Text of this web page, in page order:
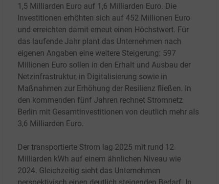
1,5 Milliarden Euro auf 1,6 Milliarden Euro. Die
Investitionen erhöhten sich auf 452 Millionen Euro
und erreichten damit erneut einen Höchstwert. Für
das laufende Jahr plant das Unternehmen nach
eigenen Angaben eine weitere Steigerung: 597
Millionen Euro sollen in den Erhalt und Ausbau der
Netzinfrastruktur, in Digitalisierung sowie in
Maßnahmen zur Erhöhung der Resilienz fließen. In
den kommenden fünf Jahren rechnet Stromnetz
Berlin mit Gesamtinvestitionen von deutlich mehr als
3,6 Milliarden Euro.
Der transportierte Strom lag 2025 mit rund 12
Milliarden kWh auf einem ähnlichen Niveau wie
2024. Gleichzeitig sieht das Unternehmen